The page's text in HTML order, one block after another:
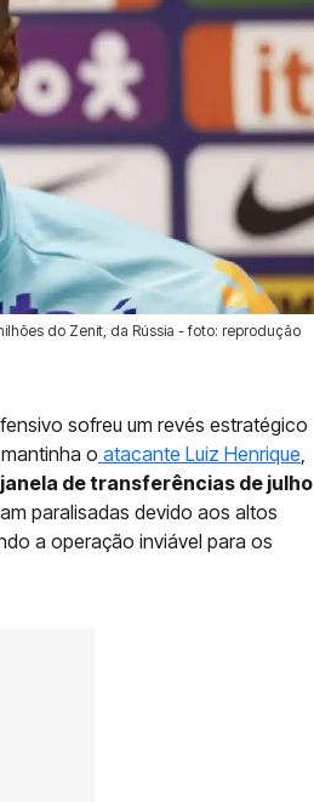
do Zenit, da Rússia - foto: reprodução
sofreu um revés estratégico
o atacante Luiz Henrique,
de transferências de julho
paralisadas devido aos altos
a operação inviável para os